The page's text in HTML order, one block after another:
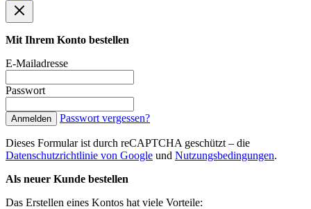
Mit Ihrem Konto bestellen
E-Mailadresse
Passwort
Anmelden Passwort vergessen?
Dieses Formular ist durch reCAPTCHA geschützt – die
Datenschutzrichtlinie von Google und Nutzungsbedingungen.
Als neuer Kunde bestellen
Das Erstellen eines Kontos hat viele Vorteile: